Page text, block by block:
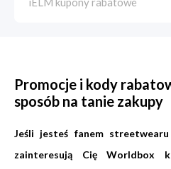
Promocje i kody
sposób na tanie zakupy
Jeśli jesteś fanem
zainteresują Cię Worldbox